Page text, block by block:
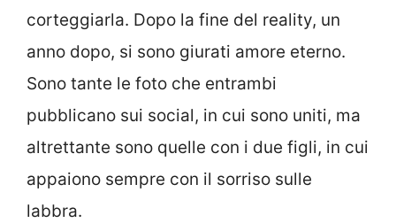
corteggiarla. Dopo la fine del reality, un
anno dopo, si sono giurati amore eterno.
Sono tante le foto che entrambi
pubblicano sui social, in cui sono uniti, ma
altrettante sono quelle con i due figli, in cui
appaiono sempre con il sorriso sulle
labbra.